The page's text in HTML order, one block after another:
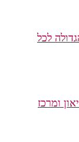
לכל
ומרכז